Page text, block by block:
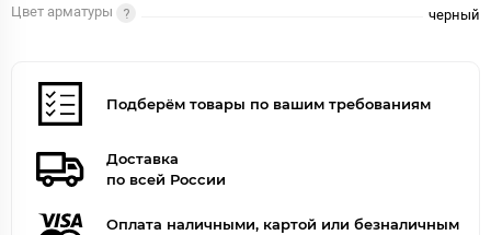
Цвет арматуры
черный
Подберём товары по вашим требованиям
Доставка
по всей России
Оплата наличными, картой или безналичным